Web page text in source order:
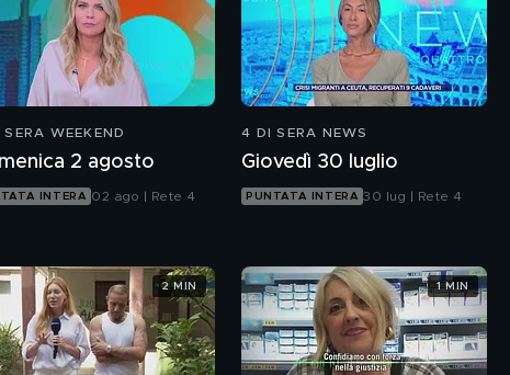
WEEKEND
2 agosto
INTERA 02 ago | Rete 4
4 DI SERA NEWS
Giovedì 30 luglio
PUNTATA INTERA 30 lug | Rete 4
2 MIN 1 MIN